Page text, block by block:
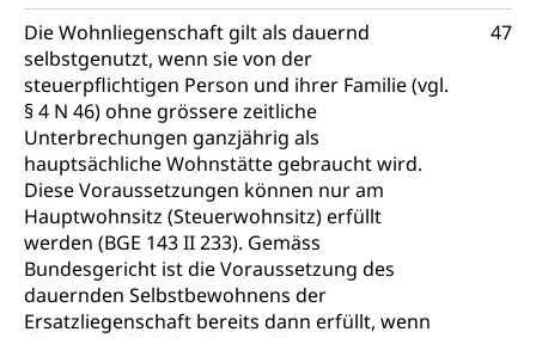
Die Wohnliegenschaft gilt als dauernd
selbstgenutzt, wenn sie von der
steuerpflichtigen Person und ihrer Familie (vgl.
§ 4 N 46) ohne grössere zeitliche
Unterbrechungen ganzjährig als
hauptsächliche Wohnstätte gebraucht wird.
Diese Voraussetzungen können nur am
Hauptwohnsitz (Steuerwohnsitz) erfüllt
werden (BGE 143 II 233). Gemäss
Bundesgericht ist die Voraussetzung des
dauernden Selbstbewohnens der
Ersatzliegenschaft bereits dann erfüllt, wenn
47